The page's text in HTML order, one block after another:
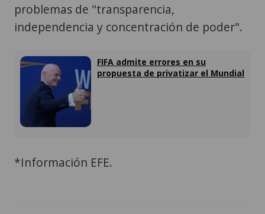
problemas de "transparencia,
independencia y concentración de poder".
FIFA admite errores en su
propuesta de privatizar el Mundial
*Información EFE.